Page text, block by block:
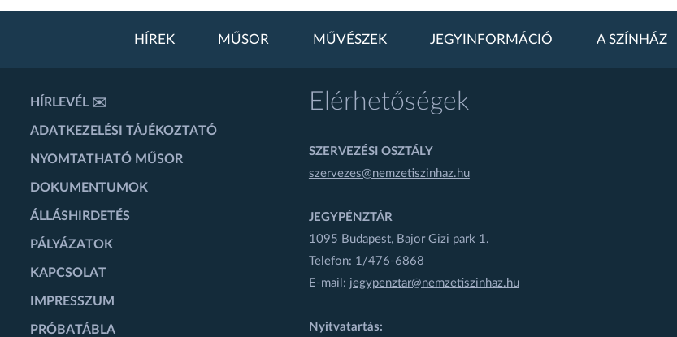
HÍREK MŰSOR MŰVÉSZEK JEGYINFORMÁCIÓ A SZÍNHÁZ
HÍRLEVÉL ✉️
ADATKEZELÉSI TÁJÉKOZTATÓ
NYOMTATHATÓ MŰSOR
DOKUMENTUMOK
ÁLLÁSHIRDETÉS
PÁLYÁZATOK
KAPCSOLAT
IMPRESSZUM
PRÓBATÁBLA
Elérhetőségek
SZERVEZÉSI OSZTÁLY
szervezes@nemzetiszinhaz.hu
JEGYPÉNZTÁR
1095 Budapest, Bajor Gizi park 1.
Telefon: 1/476-6868
E-mail: jegypenztar@nemzetiszinhaz.hu
Nyitvatartás: